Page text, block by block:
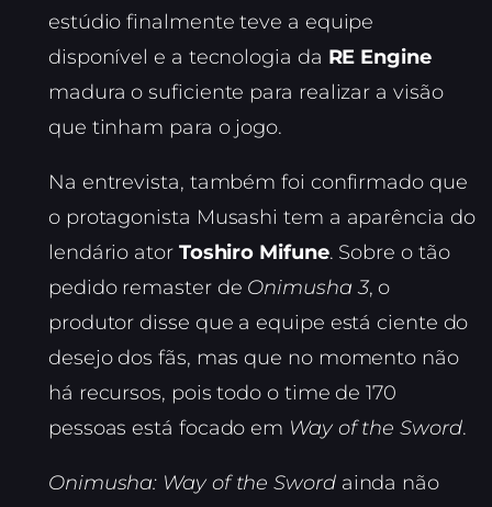
estúdio finalmente teve a equipe
disponível e a tecnologia da RE Engine
madura o suficiente para realizar a visão
que tinham para o jogo.
Na entrevista, também foi confirmado que
o protagonista Musashi tem a aparência do
lendário ator Toshiro Mifune. Sobre o tão
pedido remaster de Onimusha 3, o
produtor disse que a equipe está ciente do
desejo dos fãs, mas que no momento não
há recursos, pois todo o time de 170
pessoas está focado em Way of the Sword.
Onimusha: Way of the Swordainda não